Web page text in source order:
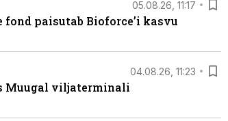
05.08.26, 11:17
fond paisutab Bioforce’i kasvu
04.08.26, 11:23
Muugal viljaterminali